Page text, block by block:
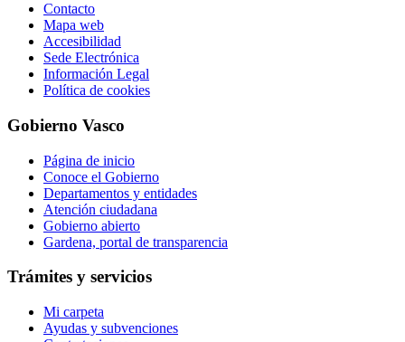
Contacto
Mapa web
Accesibilidad
Sede Electrónica
Información Legal
Política de cookies
Gobierno Vasco
Página de inicio
Conoce el Gobierno
Departamentos y entidades
Atención ciudadana
Gobierno abierto
Gardena, portal de transparencia
Trámites y servicios
Mi carpeta
Ayudas y subvenciones